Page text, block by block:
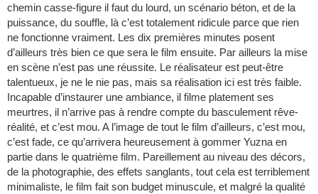
chemin casse-figure il faut du lourd, un scénario béton, et de la
puissance, du souffle, là c’est totalement ridicule parce que rien
ne fonctionne vraiment. Les dix premières minutes posent
d’ailleurs très bien ce que sera le film ensuite. Par ailleurs la mise
en scène n’est pas une réussite. Le réalisateur est peut-être
talentueux, je ne le nie pas, mais sa réalisation ici est très faible.
Incapable d’instaurer une ambiance, il filme platement ses
meurtres, il n’arrive pas à rendre compte du basculement rêve-
réalité, et c’est mou. A l’image de tout le film d’ailleurs, c’est mou,
c’est fade, ce qu’arrivera heureusement à gommer Yuzna en
partie dans le quatrième film. Pareillement au niveau des décors,
de la photographie, des effets sanglants, tout cela est terriblement
minimaliste, le film fait son budget minuscule, et malgré la qualité